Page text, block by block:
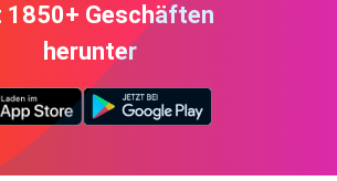
1850+ Geschäften
herunter